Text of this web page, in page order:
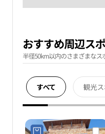
おすすめ周辺ス
半径50km以内のさまざまなス
すべて 観光